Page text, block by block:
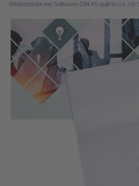
Notizblöcke mit Softcover DIN A5 querBlock mit